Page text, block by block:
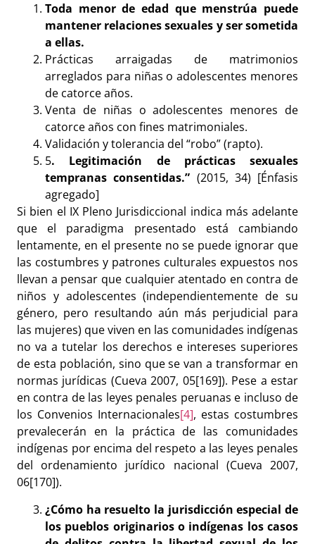
Toda menor de edad que menstrúa puede
mantener relaciones sexuales y ser sometida
a ellas.
Prácticas arraigadas de matrimonios
arreglados para niñas o adolescentes menores
de catorce años.
Venta de niñas o adolescentes menores de
catorce años con fines matrimoniales.
Validación y tolerancia del “robo” (rapto).
5. Legitimación de prácticas sexuales
tempranas consentidas.” (2015, 34) [Énfasis
agregado]
Si bien el IX Pleno Jurisdiccional indica más adelante
que el paradigma presentado está cambiando
lentamente, en el presente no se puede ignorar que
las costumbres y patrones culturales expuestos nos
llevan a pensar que cualquier atentado en contra de
niños y adolescentes (independientemente de su
género, pero resultando aún más perjudicial para
las mujeres) que viven en las comunidades indígenas
no va a tutelar los derechos e intereses superiores
de esta población, sino que se van a transformar en
normas jurídicas (Cueva 2007, 05[169]). Pese a estar
en contra de las leyes penales peruanas e incluso de
los Convenios Internacionales[4], estas costumbres
prevalecerán en la práctica de las comunidades
indígenas por encima del respeto a las leyes penales
del ordenamiento jurídico nacional (Cueva 2007,
06[170]).
¿Cómo ha resuelto la jurisdicción especial de
los pueblos originarios o indígenas los casos